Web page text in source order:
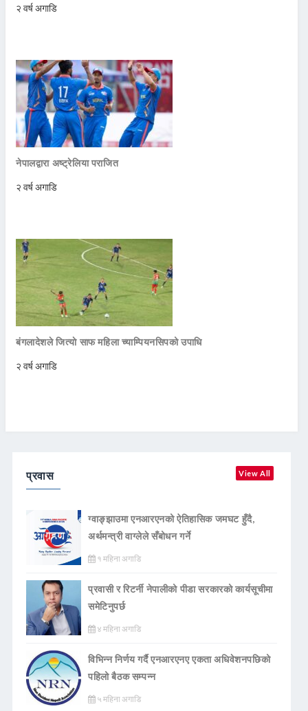
२ वर्ष अगाडि
नेपालद्वारा अष्ट्रेलिया पराजित
२ वर्ष अगाडि
बंगलादेशले जित्याे साफ महिला च्याम्पियनसिपको उपाधि
२ वर्ष अगाडि
प्रवास View All
ग्वाङ्झाउमा एनआरएनको ऐतिहासिक जमघट हुँदै,
अर्थमन्त्री वाग्लेले सँबोधन गर्ने
१ महिना अगाडि
प्रवासी र रिटर्नी नेपालीको पीडा सरकारको कार्यसूचीमा
समेटिनुपर्छ
४ महिना अगाडि
विभिन्न निर्णय गर्दै एनआरएनए एकता अधिवेशनपछिको
पहिलो बैठक सम्पन्न
५ महिना अगाडि